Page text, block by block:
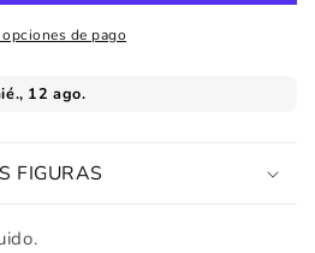
opciones de pago
FIGURAS